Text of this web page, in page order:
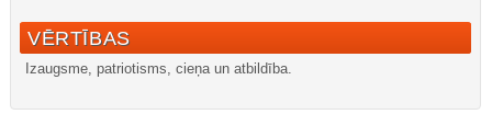
VĒRTĪBAS
Izaugsme, patriotisms, cieņa un atbildība.